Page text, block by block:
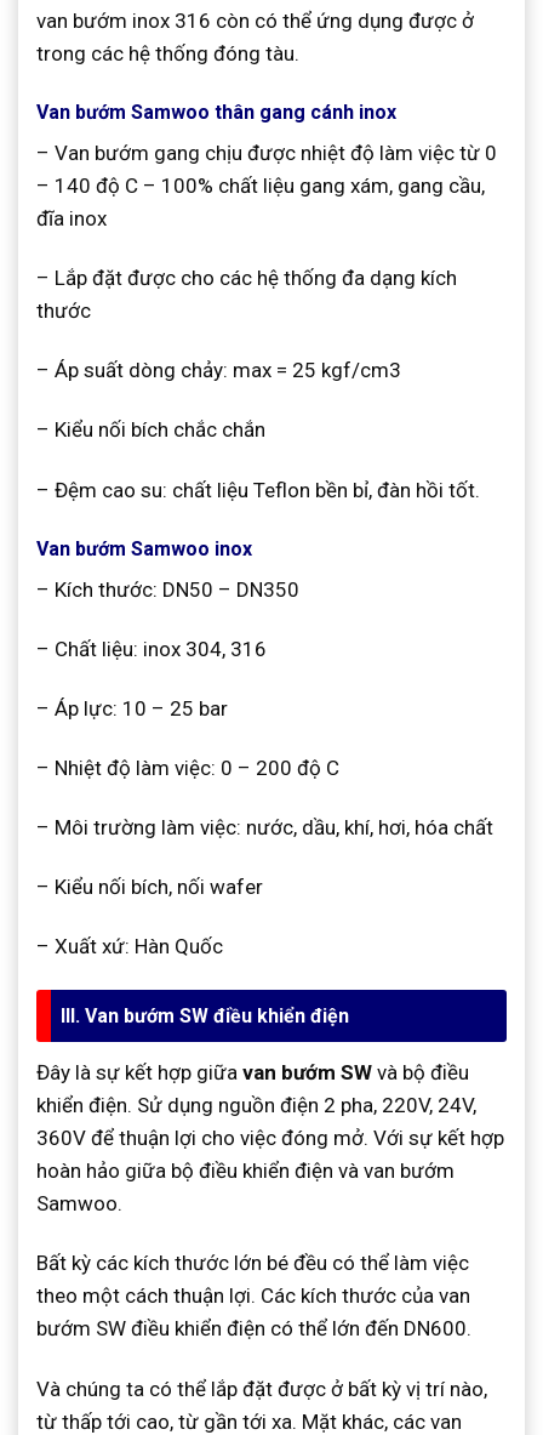
van bướm inox 316 còn có thể ứng dụng được ở
trong các hệ thống đóng tàu.
Van bướm Samwoo thân gang cánh inox
– Van bướm gang chịu được nhiệt độ làm việc từ 0
– 140 độ C – 100% chất liệu gang xám, gang cầu,
đĩa inox
– Lắp đặt được cho các hệ thống đa dạng kích
thước
– Áp suất dòng chảy: max = 25 kgf/cm3
– Kiểu nối bích chắc chắn
– Đệm cao su: chất liệu Teflon bền bỉ, đàn hồi tốt.
Van bướm Samwoo inox
– Kích thước: DN50 – DN350
– Chất liệu: inox 304, 316
– Áp lực: 10 – 25 bar
– Nhiệt độ làm việc: 0 – 200 độ C
– Môi trường làm việc: nước, dầu, khí, hơi, hóa chất
– Kiểu nối bích, nối wafer
– Xuất xứ: Hàn Quốc
III. Van bướm SW điều khiển điện
Đây là sự kết hợp giữa van bướm SW và bộ điều
khiển điện. Sử dụng nguồn điện 2 pha, 220V, 24V,
360V để thuận lợi cho việc đóng mở. Với sự kết hợp
hoàn hảo giữa bộ điều khiển điện và van bướm
Samwoo.
Bất kỳ các kích thước lớn bé đều có thể làm việc
theo một cách thuận lợi. Các kích thước của van
bướm SW điều khiển điện có thể lớn đến DN600.
Và chúng ta có thể lắp đặt được ở bất kỳ vị trí nào,
từ thấp tới cao, từ gần tới xa. Mặt khác, các van